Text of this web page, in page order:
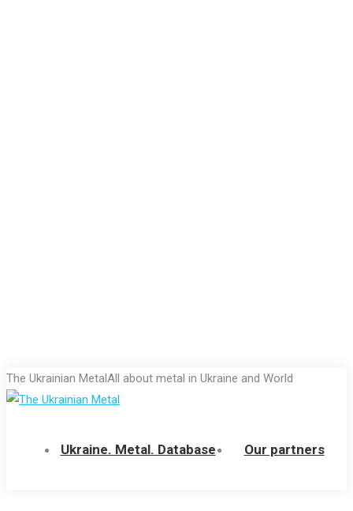
Skip
to
The Ukrainian MetalAll about metal in Ukraine and World
Ukraine. Metal. Database Our partners